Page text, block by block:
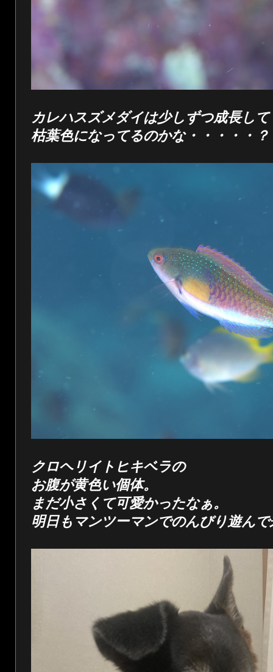
カレハスズメダイは少しずつ成長して
枯葉色になってるのかな・・・・・？
クロヘリイトヒキベラの
お腹が黄色い個体。
まだ小さくて可愛かったなぁ。
明日もマンツーマンでのんびり遊ん